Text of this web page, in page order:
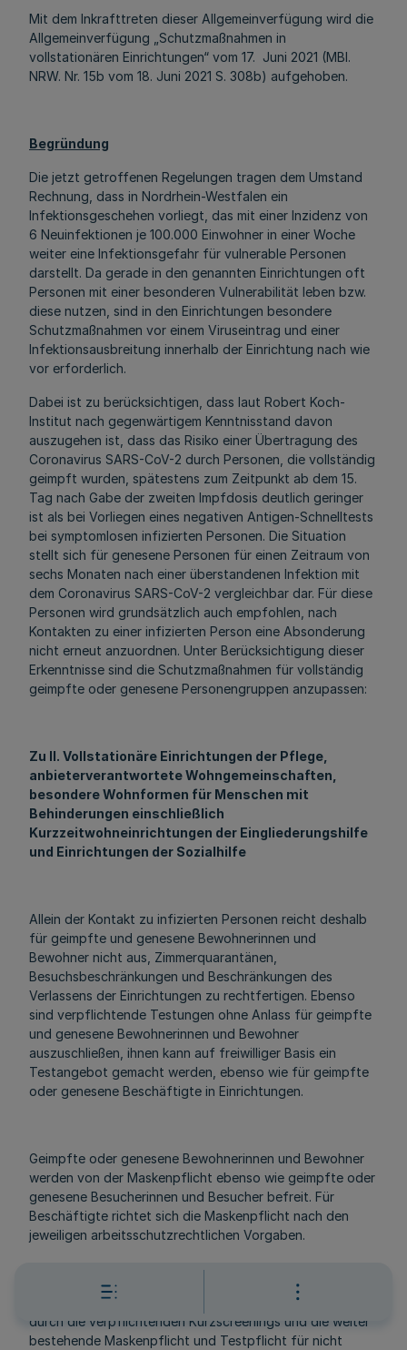
Mit dem Inkrafttreten dieser Allgemeinverfügung wird die
Allgemeinverfügung „Schutzmaßnahmen in
vollstationären Einrichtungen“ vom 17. Juni 2021 (MBl.
NRW. Nr. 15b vom 18. Juni 2021 S. 308b) aufgehoben.
Begründung
Die jetzt getroffenen Regelungen tragen dem Umstand
Rechnung, dass in Nordrhein-Westfalen ein
Infektionsgeschehen vorliegt, das mit einer Inzidenz von
6 Neuinfektionen je 100.000 Einwohner in einer Woche
weiter eine Infektionsgefahr für vulnerable Personen
darstellt. Da gerade in den genannten Einrichtungen oft
Personen mit einer besonderen Vulnerabilität leben bzw.
diese nutzen, sind in den Einrichtungen besondere
Schutzmaßnahmen vor einem Viruseintrag und einer
Infektionsausbreitung innerhalb der Einrichtung nach wie
vor erforderlich.
Dabei ist zu berücksichtigen, dass laut Robert Koch-
Institut nach gegenwärtigem Kenntnisstand davon
auszugehen ist, dass das Risiko einer Übertragung des
Coronavirus SARS-CoV-2 durch Personen, die vollständig
geimpft wurden, spätestens zum Zeitpunkt ab dem 15.
Tag nach Gabe der zweiten Impfdosis deutlich geringer
ist als bei Vorliegen eines negativen Antigen-Schnelltests
bei symptomlosen infizierten Personen. Die Situation
stellt sich für genesene Personen für einen Zeitraum von
sechs Monaten nach einer überstandenen Infektion mit
dem Coronavirus SARS-CoV-2 vergleichbar dar. Für diese
Personen wird grundsätzlich auch empfohlen, nach
Kontakten zu einer infizierten Person eine Absonderung
nicht erneut anzuordnen. Unter Berücksichtigung dieser
Erkenntnisse sind die Schutzmaßnahmen für vollständig
geimpfte oder genesene Personengruppen anzupassen:
Zu II. Vollstationäre Einrichtungen der Pflege,
anbieterverantwortete Wohngemeinschaften,
besondere Wohnformen für Menschen mit
Behinderungen einschließlich
Kurzzeitwohneinrichtungen der Eingliederungshilfe
und Einrichtungen der Sozialhilfe
Allein der Kontakt zu infizierten Personen reicht deshalb
für geimpfte und genesene Bewohnerinnen und
Bewohner nicht aus, Zimmerquarantänen,
Besuchsbeschränkungen und Beschränkungen des
Verlassens der Einrichtungen zu rechtfertigen. Ebenso
sind verpflichtende Testungen ohne Anlass für geimpfte
und genesene Bewohnerinnen und Bewohner
auszuschließen, ihnen kann auf freiwilliger Basis ein
Testangebot gemacht werden, ebenso wie für geimpfte
oder genesene Beschäftigte in Einrichtungen.
Geimpfte oder genesene Bewohnerinnen und Bewohner
werden von der Maskenpflicht ebenso wie geimpfte oder
genesene Besucherinnen und Besucher befreit. Für
Beschäftigte richtet sich die Maskenpflicht nach den
jeweiligen arbeitsschutzrechtlichen Vorgaben.
Nicht geimpfte Bewohnerinnen und Bewohner werden
durch die verpflichtenden Kurzscreenings und die weiter
bestehende Maskenpflicht und Testpflicht für nicht